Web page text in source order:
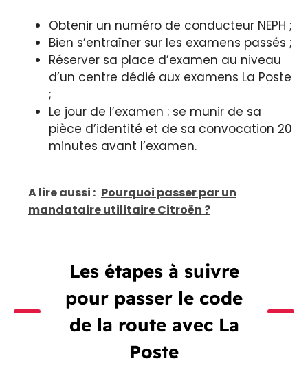
Obtenir un numéro de conducteur NEPH ;
Bien s’entraîner sur les examens passés ;
Réserver sa place d’examen au niveau
d’un centre dédié aux examens La Poste
;
Le jour de l’examen : se munir de sa
pièce d’identité et de sa convocation 20
minutes avant l’examen.
A lire aussi : Pourquoi passer par un
mandataire utilitaire Citroën ?
Les étapes à suivre
pour passer le code
de la route avec La
Poste